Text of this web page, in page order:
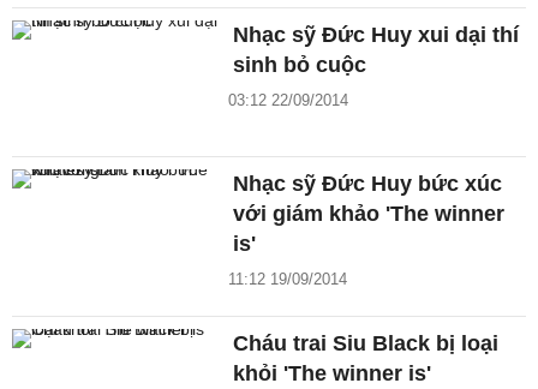
Nhạc sỹ Đức Huy xui dại thí
sinh bỏ cuộc
03:12 22/09/2014
Nhạc sỹ Đức Huy bức xúc
với giám khảo 'The winner
is'
11:12 19/09/2014
Cháu trai Siu Black bị loại
khỏi 'The winner is'